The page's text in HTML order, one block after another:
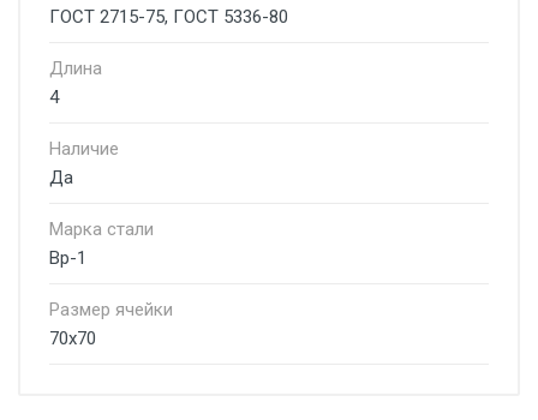
ГОСТ 2715-75, ГОСТ 5336-80
Длина
4
Наличие
Да
Марка стали
Вр-1
Размер ячейки
70х70